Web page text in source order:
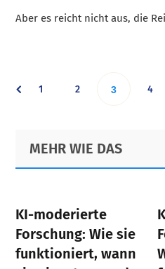
Aber es reicht nicht aus, die
Go
page
1 Go
page
2 Go
page
3 Go
4
Primary
Sidebar
Footer
MEHR WIE DAS
KI-moderierte
Forschung: Wie sie
funktioniert, wann